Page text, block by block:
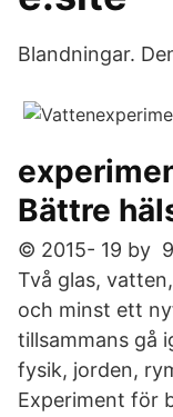
Blandningar.
Bättre
© 2015- 19 by
Två glas,
och minst ett
tillsammans gå
fysik, jorden,
Experiment för